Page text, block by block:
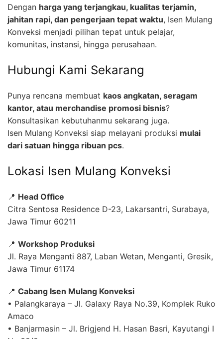
Dengan harga yang terjangkau, kualitas terjamin,
jahitan rapi, dan pengerjaan tepat waktu, Isen Mulang
Konveksi menjadi pilihan tepat untuk pelajar,
komunitas, instansi, hingga perusahaan.
Hubungi Kami Sekarang
Punya rencana membuat kaos angkatan, seragam
kantor, atau merchandise promosi bisnis?
Konsultasikan kebutuhanmu sekarang juga.
Isen Mulang Konveksi siap melayani produksi mulai
dari satuan hingga ribuan pcs.
Lokasi Isen Mulang Konveksi
📍 Head Office
Citra Sentosa Residence D-23, Lakarsantri, Surabaya,
Jawa Timur 60211
📍 Workshop Produksi
Jl. Raya Menganti 887, Laban Wetan, Menganti, Gresik,
Jawa Timur 61174
📍 Cabang Isen Mulang Konveksi
• Palangkaraya – Jl. Galaxy Raya No.39, Komplek Ruko
Amaco
• Banjarmasin – Jl. Brigjend H. Hasan Basri, Kayutangi I